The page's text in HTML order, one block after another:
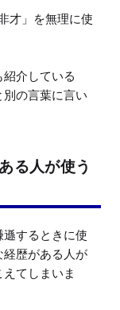
才」を無理に使
介している
別の言葉に言い
る人が使う
遜するときに使
経歴がある人が
てしまいま